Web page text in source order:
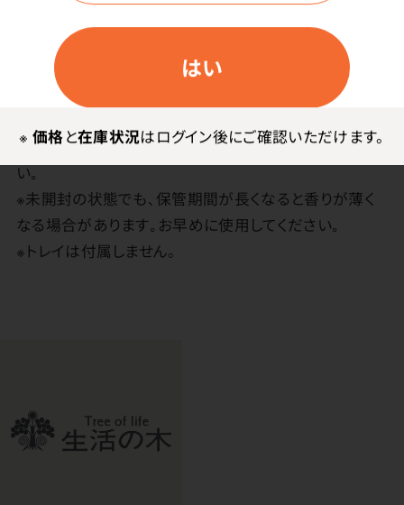
はい
※ 価格と在庫状況はログイン後にご確認いただけます。
使用上の注意
性がありますので､火の取り扱いに十分注意してくださ
い｡
※未開封の状態でも､保管期間が長くなると香りが薄く
なる場合があります｡お早めに使用してください｡
※トレイは付属しません。